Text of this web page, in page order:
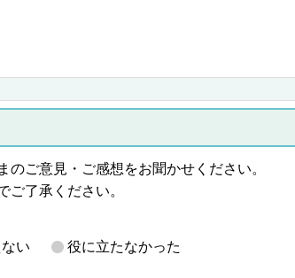
ご意見・ご感想をお聞かせください。
ご了承ください。
い 役に立たなかった